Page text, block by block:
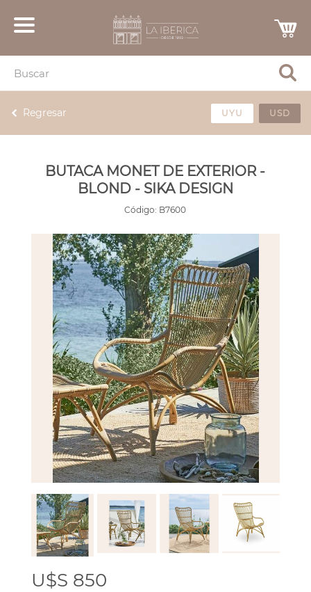
Regresar UYU USD
BUTACA MONET DE EXTERIOR -
BLOND - SIKA DESIGN
Código: B7600
U$S 850